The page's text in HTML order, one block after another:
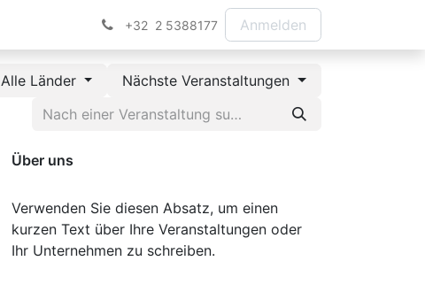
+32 2 5388177 Anmelden
Alle Länder Nächste Veranstaltungen
Über uns
Verwenden Sie diesen Absatz, um einen
kurzen Text über Ihre Veranstaltungen oder
Ihr Unternehmen zu schreiben.